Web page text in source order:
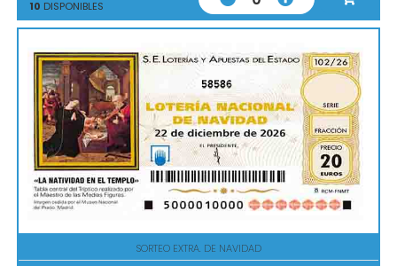
10 DISPONIBLES
58586
SORTEO EXTRA. DE NAVIDAD